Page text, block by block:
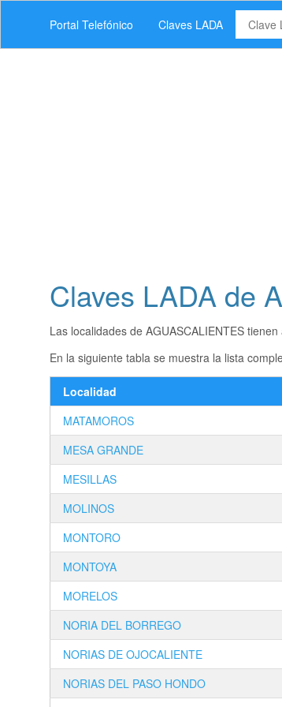
Portal Telefónico Claves LADA
Claves LADA de
Las localidades de AGUASCALIENTES
En la siguiente tabla se muestra la lista
Localidad
MATAMOROS
MESA GRANDE
MESILLAS
MOLINOS
MONTORO
MONTOYA
MORELOS
NORIA DEL BORREGO
NORIAS DE OJOCALIENTE
NORIAS DEL PASO HONDO